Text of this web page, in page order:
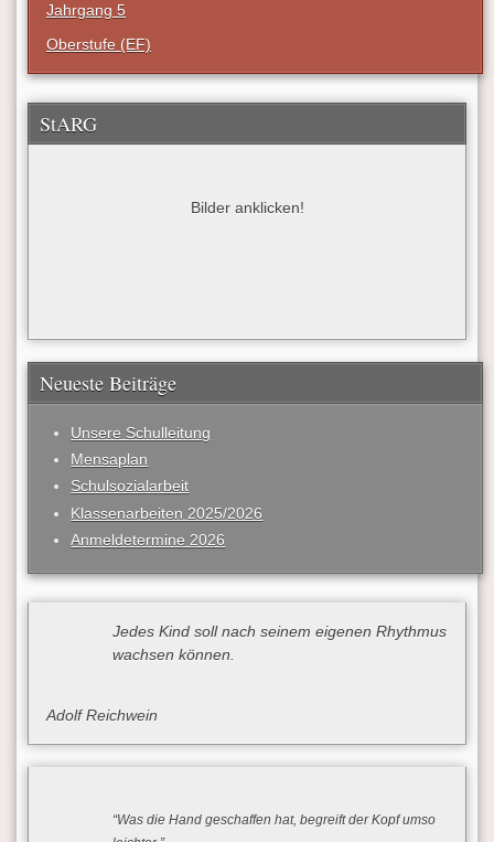
Jahrgang 5
Oberstufe (EF)
StARG
Bilder anklicken!
Neueste Beiträge
Unsere Schulleitung
Mensaplan
Schulsozialarbeit
Klassenarbeiten 2025/2026
Anmeldetermine 2026
Jedes Kind soll nach seinem eigenen Rhythmus
wachsen können.
Adolf Reichwein
“Was die Hand geschaffen hat, begreift der Kopf umso